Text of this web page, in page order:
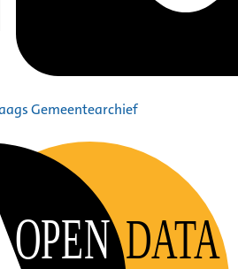
Gemeentearchief
OPEN DATA